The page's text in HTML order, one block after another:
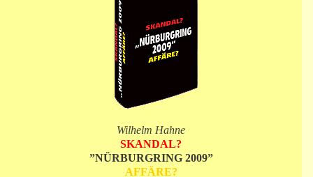
Wilhelm Hahne
SKANDAL?
”NÜRBURGRING 2009”
AFFÄRE?